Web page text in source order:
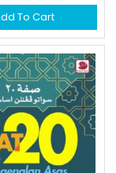
To Cart